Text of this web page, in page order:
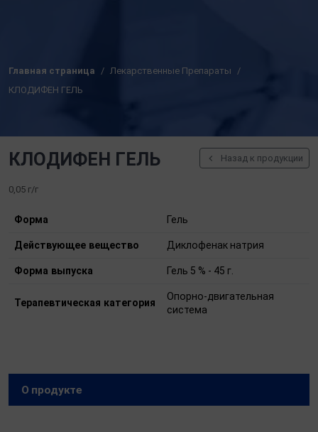
Главная страница
Лекарственные Препараты
КЛОДИФЕН ГЕЛЬ
КЛОДИФЕН ГЕЛЬ Назад к продукции
0,05 г/г
Форма Гель
Действующее вещество Диклофенак натрия
Форма выпуска Гель 5 % - 45 г.
Терапевтическая категория
Опорно-двигательная
система
О продукте